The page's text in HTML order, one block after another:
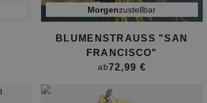
morgenzustellbar
BLUMENSTRAUSS "SAN F
RANCISCO"
ab72,99 €